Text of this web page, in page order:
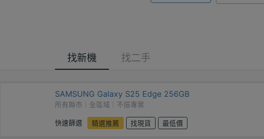
找新機 找二手
SAMSUNG Galaxy S25 Edge 256GB
所有縣市｜全區域｜不搭專案
快速篩選 精選推薦 找現貨 最低價